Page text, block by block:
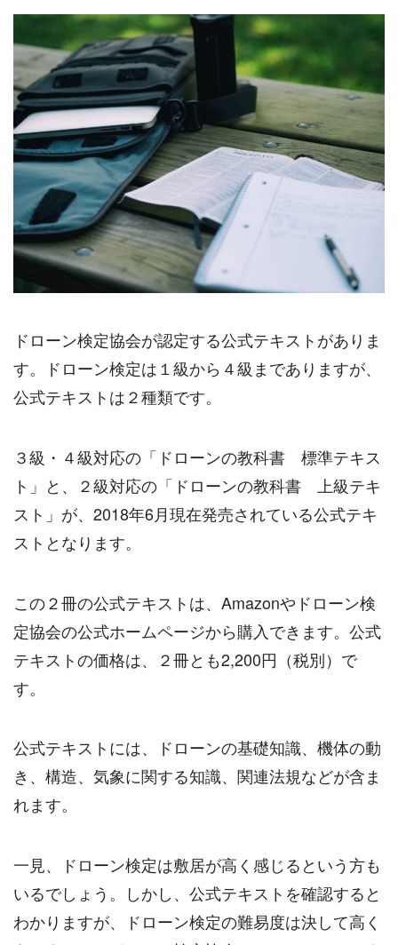
ドローン検定協会が認定する公式テキストがありま
す。ドローン検定は１級から４級までありますが、
公式テキストは２種類です。
３級・４級対応の「ドローンの教科書 標準テキス
ト」と、２級対応の「ドローンの教科書 上級テキ
スト」が、2018年6月現在発売されている公式テキ
ストとなります。
この２冊の公式テキストは、Amazonやドローン検
定協会の公式ホームページから購入できます。公式
テキストの価格は、２冊とも2,200円（税別）で
す。
公式テキストには、ドローンの基礎知識、機体の動
き、構造、気象に関する知識、関連法規などが含ま
れます。
一見、ドローン検定は敷居が高く感じるという方も
いるでしょう。しかし、公式テキストを確認すると
わかりますが、ドローン検定の難易度は決して高く